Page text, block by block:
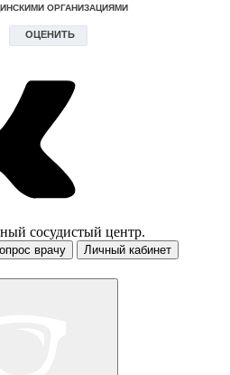
сосудистый центр.
врачу
Личный кабинет